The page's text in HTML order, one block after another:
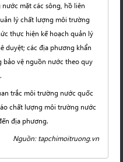
mặt các sông, hồ liên
lý chất lượng môi trường
thực hiện kế hoạch quản lý
duyệt; các địa phương khẩn
bảo vệ nguồn nước theo quy
trắc môi trường nước quốc
chất lượng môi trường nước
địa phương.
Nguồn: tapchimoitruong.vn